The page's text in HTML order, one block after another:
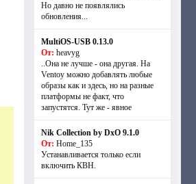
Но давно не появлялись
обновления...
MultiOS-USB 0.13.0
От: heavyg
..Она не лучше - она другая. На
Ventoy можно добавлять любые
образы как и здесь, но на разные
платформы не факт, что
запустятся. Тут же - явное
Nik Collection by DxO 9.1.0
От: Home_135
Устанавливается только если
включить КВН.